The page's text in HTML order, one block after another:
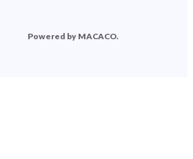
Powered by MACACO.